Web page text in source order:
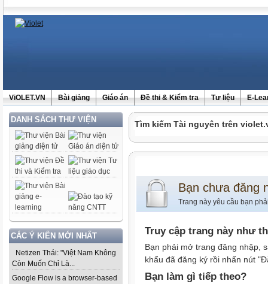
ViOLET.VN Bài giảng Giáo án Đề thi & Kiểm tra Tư liệu E-
DANH SÁCH THƯ VIỆN
CÁC Ý KIẾN MỚI NHẤT
Netizen Thái: "Việt Nam Không
Còn Muốn Chỉ Là...
Google Flow is a browser-based
Tìm kiếm Tài nguyên trên
Bạn chưa đăng
Trang này yêu cầu bạn
Truy cập trang này như
Bạn phải mở trang đăng nhập,
khẩu đã đăng ký rồi nhấn nút
Bạn làm gì tiếp theo?